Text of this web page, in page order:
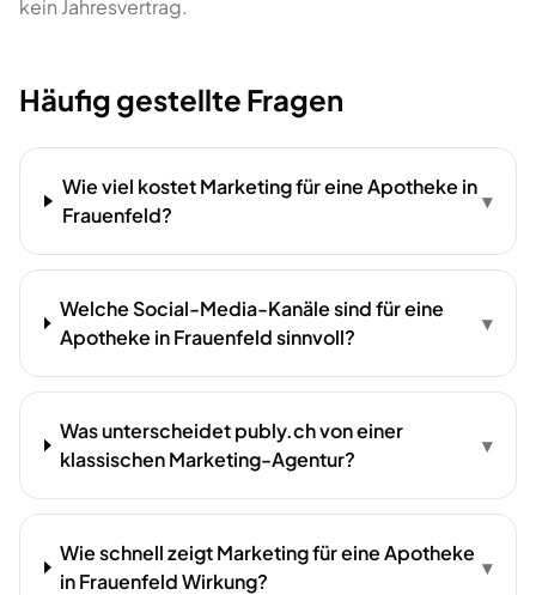
kein Jahresvertrag.
Häufig gestellte Fragen
Wie viel kostet Marketing für eine Apotheke in
Frauenfeld?
▾
Welche Social-Media-Kanäle sind für eine
Apotheke in Frauenfeld sinnvoll?
▾
Was unterscheidet publy.ch von einer
klassischen Marketing-Agentur?
▾
Wie schnell zeigt Marketing für eine Apotheke
in Frauenfeld Wirkung?
▾